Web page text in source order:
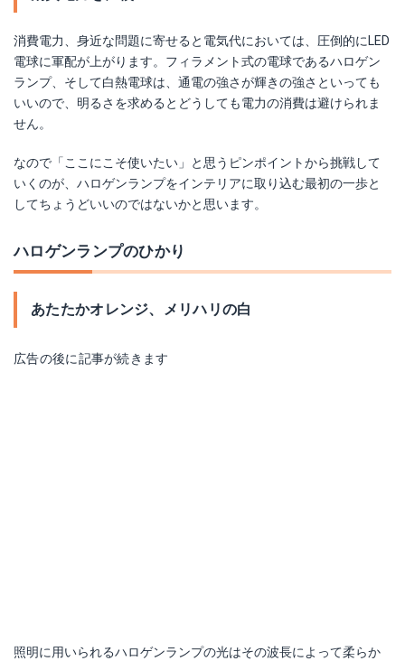
消費電力、身近な問題に寄せると電気代においては、圧倒的にLED
電球に軍配が上がります。フィラメント式の電球であるハロゲン
ランプ、そして白熱電球は、通電の強さが輝きの強さといっても
いいので、明るさを求めるとどうしても電力の消費は避けられま
せん。
なので「ここにこそ使いたい」と思うピンポイントから挑戦して
いくのが、ハロゲンランプをインテリアに取り込む最初の一歩と
してちょうどいいのではないかと思います。
ハロゲンランプのひかり
あたたかオレンジ、メリハリの白
広告の後に記事が続きます
照明に用いられるハロゲンランプの光はその波長によって柔らか